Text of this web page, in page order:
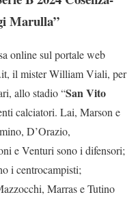
Marulla”
online sul portale web
il mister William Viali, per
allo stadio “San Vito
calciatori. Lai, Marson e
D’Orazio,
e Venturi sono i difensori;
i centrocampisti;
Marras e Tutino